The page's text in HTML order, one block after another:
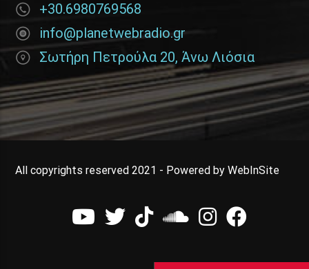
+30.6980769568
info@planetwebradio.gr
Σωτήρη Πετρούλα 20, Άνω Λιόσια
All copyrights reserved 2021 - Powered by WebInSite